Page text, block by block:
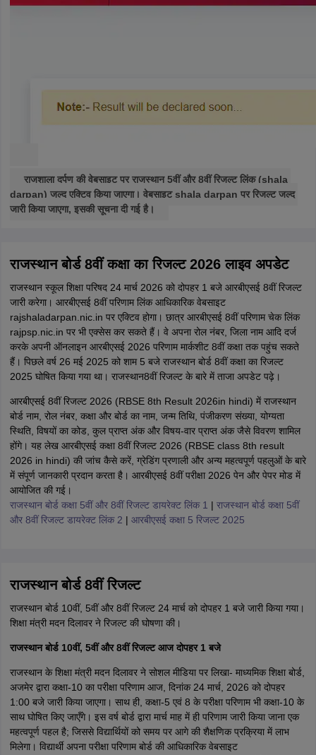
राजशाला दर्पण की वेबसाइट पर राजस्थान 5वीं और 8वीं रिजल्ट लिंक (shala
darpan) जल्द एक्टिव किया जाएगा। वेबसाइट shala darpan पर रिजल्ट जल्द
जारी किया जाएगा, इसकी सूचना दी गई है।
राजस्थान बोर्ड 8वीं कक्षा का रिजल्ट 2026 लाइव अपडेट
राजस्थान स्कूल शिक्षा परिषद 24 मार्च 2026 को दोपहर 1 बजे आरबीएसई 8वीं रिजल्ट
जारी करेगा। आरबीएसई 8वीं परिणाम लिंक आधिकारिक वेबसाइट
rajshaladarpan.nic.in पर एक्टिव होगा। छात्र आरबीएसई 8वीं परिणाम चेक लिंक
rajpsp.nic.in पर भी एक्सेस कर सकते हैं। वे अपना रोल नंबर, जिला नाम आदि दर्ज
करके अपनी ऑनलाइन आरबीएसई 2026 परिणाम मार्कशीट 8वीं कक्षा तक पहुंच सकते
हैं। पिछले वर्ष 26 मई 2025 को शाम 5 बजे राजस्थान बोर्ड 8वीं कक्षा का रिजल्ट
2025 घोषित किया गया था। राजस्थान8वीं रिजल्ट के बारे में ताजा अपडेट पढ़े।
आरबीएसई 8वीं रिजल्ट 2026 (RBSE 8th Result 2026in hindi) में राजस्थान
बोर्ड नाम, रोल नंबर, कक्षा और बोर्ड का नाम, जन्म तिथि, पंजीकरण संख्या, योग्यता
स्थिति, विषयों का कोड, कुल प्राप्त अंक और विषय-वार प्राप्त अंक जैसे विवरण शामिल
होंगे। यह लेख आरबीएसई कक्षा 8वीं रिजल्ट 2026 (RBSE class 8th result
2026 in hindi) की जांच कैसे करें, ग्रेडिंग प्रणाली और अन्य महत्वपूर्ण पहलुओं के बारे
में संपूर्ण जानकारी प्रदान करता है। आरबीएसई 8वीं परीक्षा 2026 पेन और पेपर मोड में
आयोजित की गई।
राजस्थान बोर्ड कक्षा 5वीं और 8वीं रिजल्ट डायरेक्ट लिंक 1 | राजस्थान बोर्ड कक्षा 5वीं
और 8वीं रिजल्ट डायरेक्ट लिंक 2 | आरबीएसई कक्षा 5 रिजल्ट 2025
राजस्थान बोर्ड 8वीं रिजल्ट
राजस्थान बोर्ड 10वीं, 5वीं और 8वीं रिजल्ट 24 मार्च को दोपहर 1 बजे जारी किया गया।
शिक्षा मंत्री मदन दिलावर ने रिजल्ट की घोषणा की।
राजस्थान बोर्ड 10वीं, 5वीं और 8वीं रिजल्ट आज दोपहर 1 बजे
राजस्थान के शिक्षा मंत्री मदन दिलावर ने सोशल मीडिया पर लिखा- माध्यमिक शिक्षा बोर्ड,
अजमेर द्वारा कक्षा-10 का परीक्षा परिणाम आज, दिनांक 24 मार्च, 2026 को दोपहर
1:00 बजे जारी किया जाएगा। साथ ही, कक्षा-5 एवं 8 के परीक्षा परिणाम भी कक्षा-10 के
साथ घोषित किए जाएँगे। इस वर्ष बोर्ड द्वारा मार्च माह में ही परिणाम जारी किया जाना एक
महत्वपूर्ण पहल है; जिससे विद्यार्थियों को समय पर आगे की शैक्षणिक प्रक्रिया में लाभ
मिलेगा। विद्यार्थी अपना परीक्षा परिणाम बोर्ड की आधिकारिक वेबसाइट